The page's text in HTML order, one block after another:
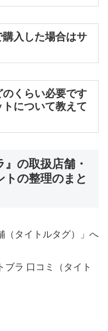
入した場合はサ
くらい必要です
について教えて
』の取扱店舗・
トの整理のまと
タイトルタグ）」へ
ブラ 口コミ（タイト